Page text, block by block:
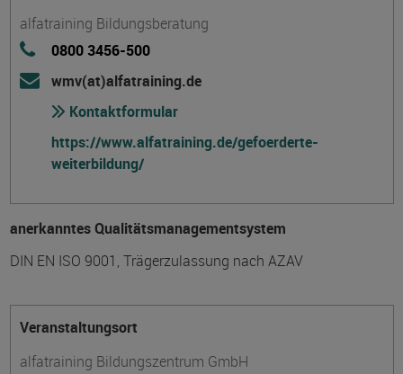
alfatraining Bildungsberatung
0800 3456-500
wmv(at)alfatraining.de
Kontaktformular
https://www.alfatraining.de/gefoerderte-
weiterbildung/
anerkanntes Qualitätsmanagementsystem
DIN EN ISO 9001, Trägerzulassung nach AZAV
Veranstaltungsort
alfatraining Bildungszentrum GmbH